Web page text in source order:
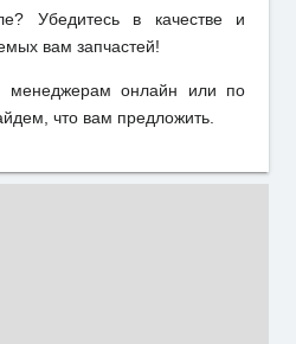
Убедитесь в качестве и
вам запчастей!
менеджерам онлайн или по
что вам предложить.